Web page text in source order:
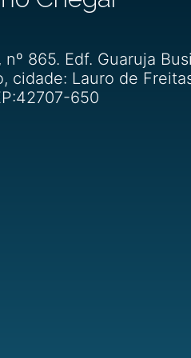
865. Edf. Guaruja
cidade: Lauro de
650